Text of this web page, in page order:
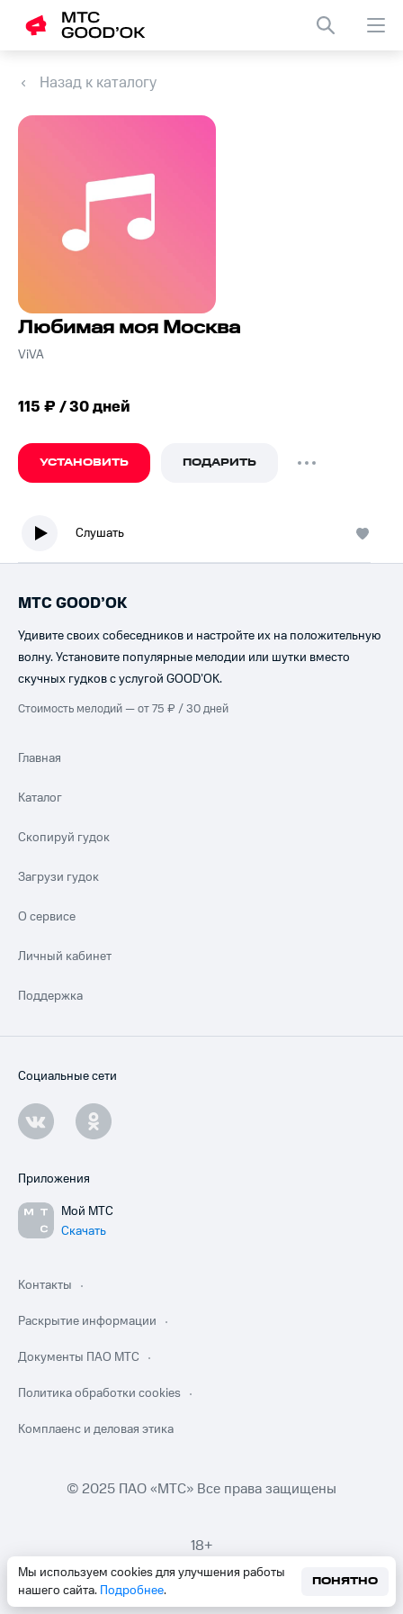
Назад к каталогу
Любимая моя Москва
ViVA
115 ₽ / 30 дней
УСТАНОВИТЬ ПОДАРИТЬ
Слушать
Мы используем cookies для улучшения работы
нашего сайта. Подробнее.
ПОНЯТНО
МТС GOOD’OK
Удивите своих собеседников и настройте их на положительную
волну. Установите популярные мелодии или шутки вместо
скучных гудков с услугой GOOD’OK.
Стоимость мелодий — от 75 ₽ / 30 дней
Главная
Каталог
Скопируй гудок
Загрузи гудок
О сервисе
Личный кабинет
Поддержка
Социальные сети
Приложения
Мой МТС
Скачать
Контакты
Раскрытие информации
Документы ПАО МТС
Политика обработки cookies
Комплаенс и деловая этика
© 2025 ПАО «МТС» Все права защищены
18+